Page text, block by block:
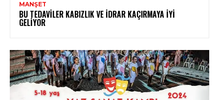
MANŞET
BU TEDAVILER KABIZLIK VE İDRAR KAÇIRMAYA İYI
GELIYOR